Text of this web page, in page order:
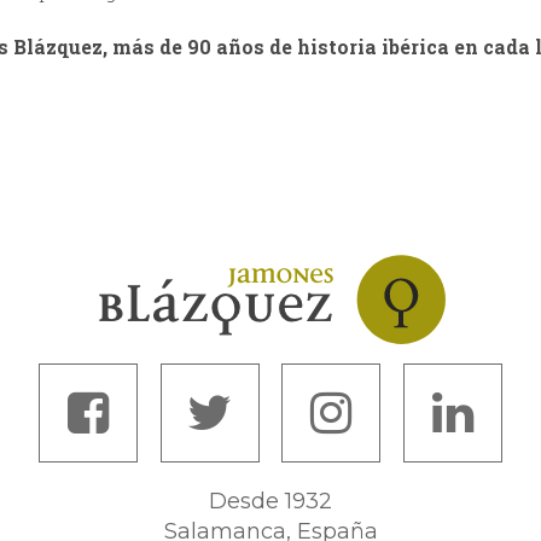
Blázquez, más de 90 años de historia ibérica en cada
Desde 1932
Salamanca, España